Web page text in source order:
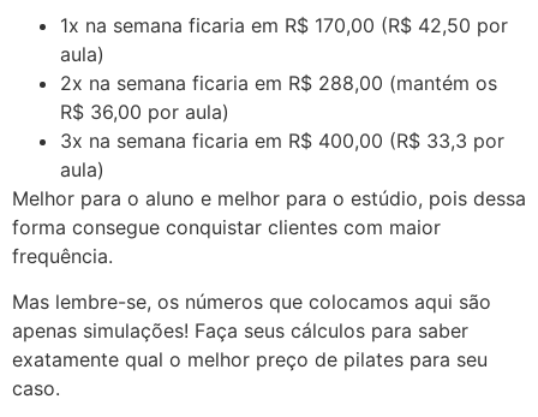
1x na semana ficaria em R$ 170,00 (R$ 42,50 por
aula)
2x na semana ficaria em R$ 288,00 (mantém os
R$ 36,00 por aula)
3x na semana ficaria em R$ 400,00 (R$ 33,3 por
aula)
Melhor para o aluno e melhor para o estúdio, pois dessa
forma consegue conquistar clientes com maior
frequência.
Mas lembre-se, os números que colocamos aqui são
apenas simulações! Faça seus cálculos para saber
exatamente qual o melhor preço de pilates para seu
caso.